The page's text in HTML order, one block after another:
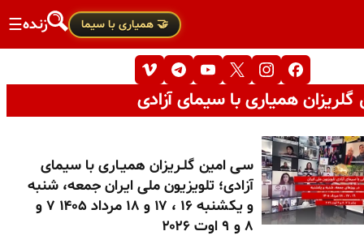
🤝 همیاری با سیما زنده☰
همیاری با سیمای آزادی
سـی امین گلـریزان همیـاری با سیمای
آزادی؛ تلویزیون ملی ایران جمعه، شنبه
و یکشنبه ۱۶ ، ۱۷ و ۱۸ مرداد ۱۴۰۵ ۷ و
۸ و ۹ اوت ۲۰۲۶